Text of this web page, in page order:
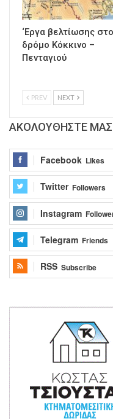
‘Εργα βελτίωσης στο
δρόμο Κόκκινο –
Πενταγιού
PREV NEXT
ΑΚΟΛΟΥΘΗΣΤΕ ΜΑΣ
Facebook Likes
Twitter Followers
Instagram
Telegram Friends
RSS Subscribe